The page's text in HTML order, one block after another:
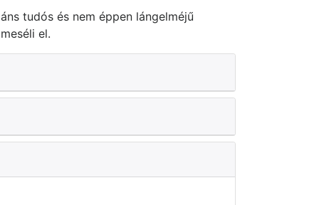
tudós és nem éppen lángelméjű
el.